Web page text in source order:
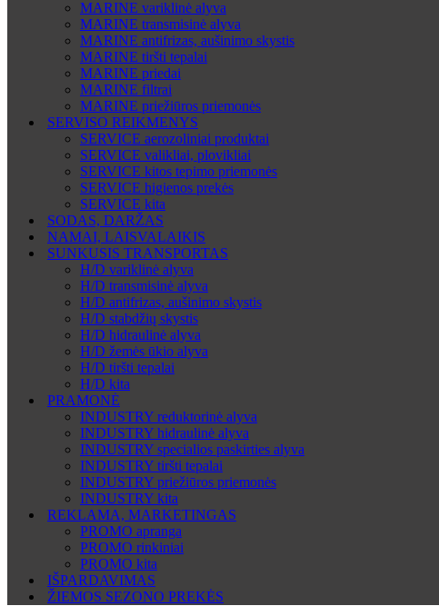
MARINE variklinė alyva
MARINE transmisinė alyva
MARINE antifrizas, aušinimo skystis
MARINE tiršti tepalai
MARINE priedai
MARINE filtrai
MARINE priežiūros priemonės
SERVISO REIKMENYS
SERVICE aerozoliniai produktai
SERVICE valikliai, plovikliai
SERVICE kitos tepimo priemonės
SERVICE higienos prekės
SERVICE kita
SODAS, DARŽAS
NAMAI, LAISVALAIKIS
SUNKUSIS TRANSPORTAS
H/D variklinė alyva
H/D transmisinė alyva
H/D antifrizas, aušinimo skystis
H/D stabdžių skystis
H/D hidraulinė alyva
H/D žemės ūkio alyva
H/D tiršti tepalai
H/D kita
PRAMONĖ
INDUSTRY reduktorinė alyva
INDUSTRY hidraulinė alyva
INDUSTRY specialios paskirties alyva
INDUSTRY tiršti tepalai
INDUSTRY priežiūros priemonės
INDUSTRY kita
REKLAMA, MARKETINGAS
PROMO apranga
PROMO rinkiniai
PROMO kita
IŠPARDAVIMAS
ŽIEMOS SEZONO PREKĖS